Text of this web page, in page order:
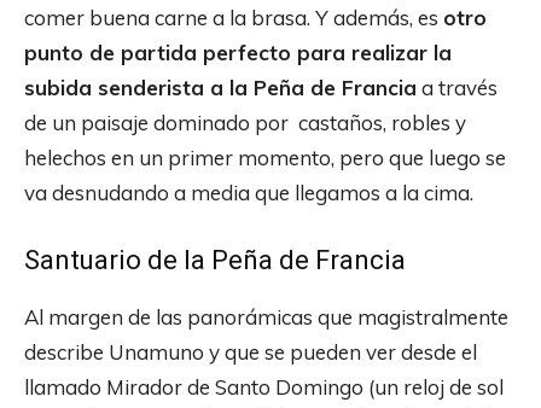
comer buena carne a la brasa. Y además, es otro
punto de partida perfecto para realizar la
subida senderista a la Peña de Francia a través
de un paisaje dominado por castaños, robles y
helechos en un primer momento, pero que luego se
va desnudando a media que llegamos a la cima.
Santuario de la Peña de Francia
Al margen de las panorámicas que magistralmente
describe Unamuno y que se pueden ver desde el
llamado Mirador de Santo Domingo (un reloj de sol